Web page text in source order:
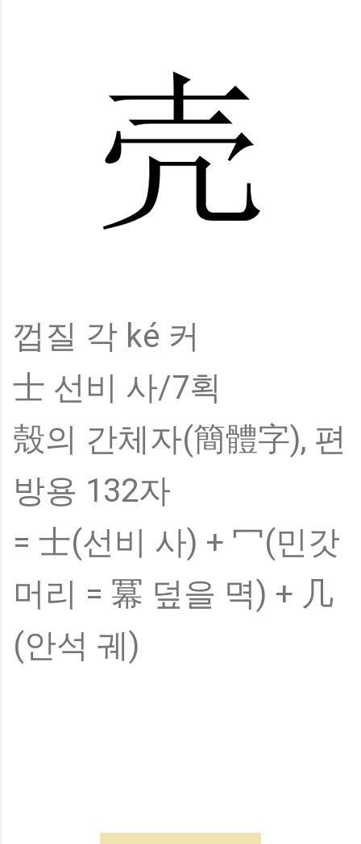
껍질 각 ké 커
士 선비 사/7획
殼의 간체자(簡體字), 편
방용 132자
= 士(선비 사) + 冖(민갓
머리 = 冪 덮을 멱) + 几
(안석 궤)